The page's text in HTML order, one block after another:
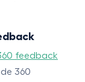
feedback
360